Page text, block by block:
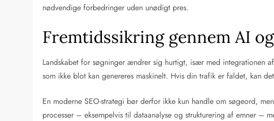
nødvendige forbedringer uden unødigt pres.
Fremtidssikring gennem AI
Landskabet for søgninger ændrer sig hurtigt, især med
som ikke blot kan genereres maskinelt. Hvis din trafik er faldet, kan
En moderne SEO-strategi bør derfor ikke kun handle om søgeord,
processer – eksempelvis til dataanalyse og strukturering af emner –